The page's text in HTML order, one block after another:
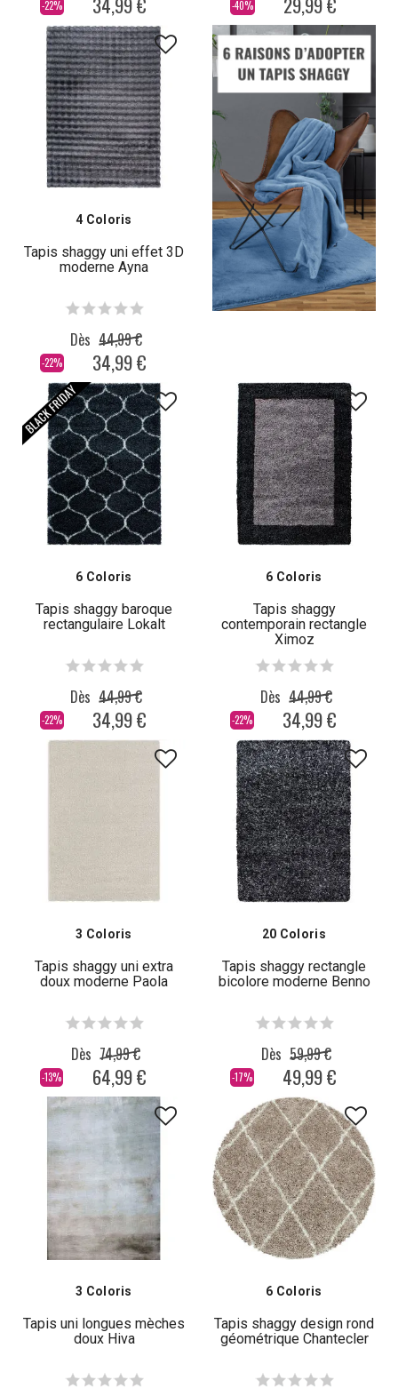
-22% -40%
4 Coloris
Tapis shaggy uni effet 3D
moderne Ayna
-22%
Dès 44,99 €
34,99 €
6 Coloris
Tapis shaggy baroque
rectangulaire Lokalt
-22%
Dès 44,99 €
34,99 €
6 Coloris
Tapis shaggy
contemporain rectangle
Ximoz
-22%
Dès 44,99 €
34,99 €
3 Coloris
Tapis shaggy uni extra
doux moderne Paola
-13%
Dès 74,99 €
64,99 €
20 Coloris
Tapis shaggy rectangle
bicolore moderne Benno
-17%
Dès 59,99 €
49,99 €
3 Coloris
Tapis uni longues mèches
doux Hiva
6 Coloris
Tapis shaggy design rond
géométrique Chantecler